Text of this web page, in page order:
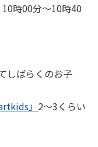
時00分〜10時40
しばらくのお子
」 2〜3くらい